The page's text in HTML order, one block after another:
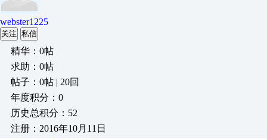
webster1225
关注 私信
精华：0帖
求助：0帖
帖子：0帖 | 20回
年度积分：0
历史总积分：52
注册：2016年10月11日